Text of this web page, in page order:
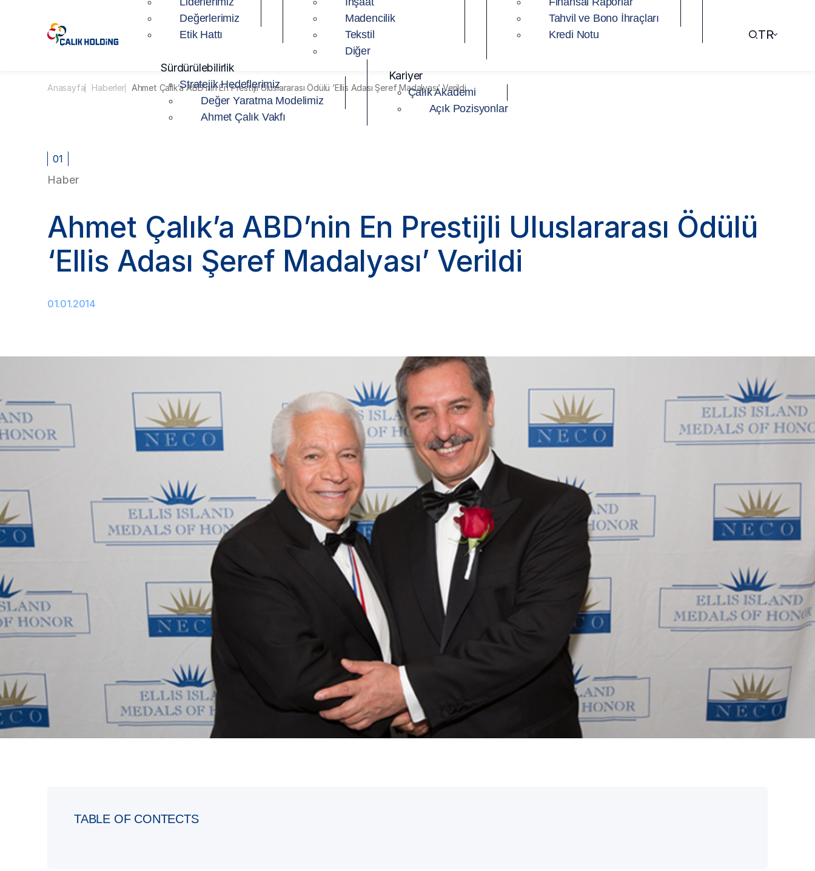
Değerlerimiz
Etik Hattı
Madencilik
Tekstil
Diğer
Tahvil ve Bono İhraçları
Kredi Notu
Sürdürülebilirlik
Stratejik Hedeflerimiz
Değer Yaratma Modelimiz
Ahmet Çalık Vakfı
Kariyer
Çalık Akademi
Açık Pozisyonlar
TR
Anasayfa Haberler Ahmet Çalık’a ABD’nin En Prestijli Uluslararası Ödülü ‘Ellis Adası Şeref Madalyası’ Verildi
01
Haber
Ahmet Çalık’a ABD’nin En Prestijli Uluslararası Ödülü
‘Ellis Adası Şeref Madalyası’ Verildi
01.01.2014
TABLE OF CONTECTS